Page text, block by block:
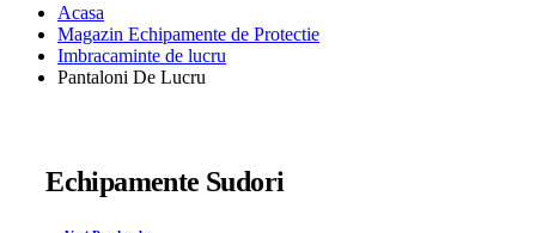
Acasa
Magazin Echipamente de Protectie
Imbracaminte de lucru
Pantaloni De Lucru
Echipamente Sudori